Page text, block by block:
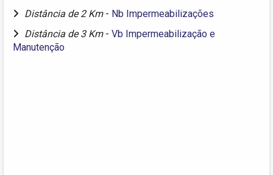
Distância de 2 Km - Nb Impermeabilizações
Distância de 3 Km - Vb Impermeabilização e
Manutenção